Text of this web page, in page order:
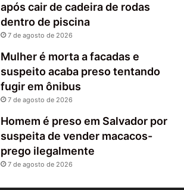
após cair de cadeira de rodas
dentro de piscina
7 de agosto de 2026
Mulher é morta a facadas e
suspeito acaba preso tentando
fugir em ônibus
7 de agosto de 2026
Homem é preso em Salvador por
suspeita de vender macacos-
prego ilegalmente
7 de agosto de 2026